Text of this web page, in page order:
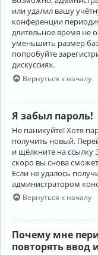
или удалил вашу
конференции
длительное время не
уменьшить размер
попробуйте
дискуссиях.
Вернуться к началу
Я забыл пароль!
Не паникуйте! Хотя
получить новый.
и щёлкните на ссылку
скоро вы снова
Если не удалось
администратором
Вернуться к началу
Почему мне
повторять ввод